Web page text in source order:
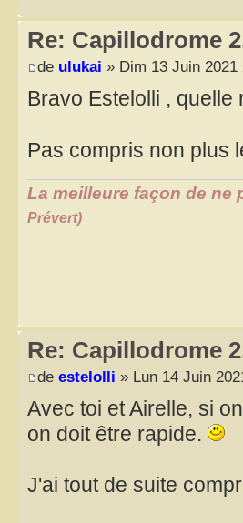
Re: Capillodrome
de ulukai » Dim 13 Juin 2021
Bravo Estelolli , quelle
Pas compris non plus
La meilleure façon de ne
Prévert)
Re: Capillodrome
de estelolli » Lun 14 Juin
Avec toi et Airelle, si
on doit être rapide.
J'ai tout de suite